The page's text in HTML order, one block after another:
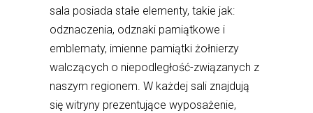
sala posiada stałe elementy, takie jak:
odznaczenia, odznaki pamiątkowe i
emblematy, imienne pamiątki żołnierzy
walczących o niepodległość-związanych z
naszym regionem. W każdej sali znajdują
się witryny prezentujące wyposażenie,